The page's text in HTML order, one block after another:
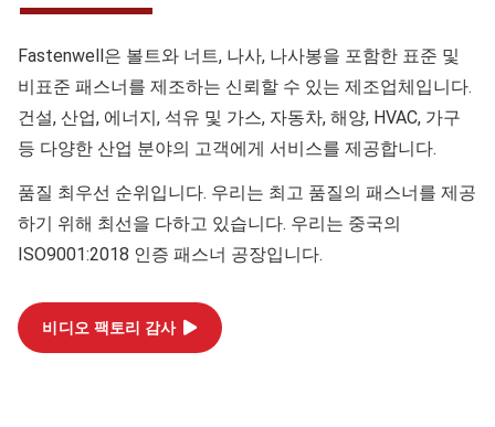
Fastenwell은 볼트와 너트, 나사, 나사봉을 포함한 표준 및
비표준 패스너를 제조하는 신뢰할 수 있는 제조업체입니다.
건설, 산업, 에너지, 석유 및 가스, 자동차, 해양, HVAC, 가구
등 다양한 산업 분야의 고객에게 서비스를 제공합니다.
품질 최우선 순위입니다. 우리는 최고 품질의 패스너를 제공
하기 위해 최선을 다하고 있습니다. 우리는 중국의
ISO9001:2018 인증 패스너 공장입니다.
비디오 팩토리 감사